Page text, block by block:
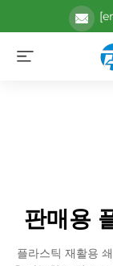
판매용
플라스틱 재활용